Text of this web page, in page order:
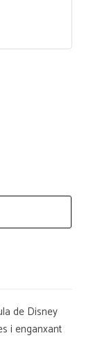
de Disney
i enganxant